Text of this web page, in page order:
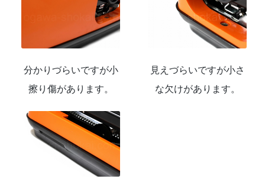
分かりづらいですが小
擦り傷があります。
見えづらいですが小さ
な欠けがあります。